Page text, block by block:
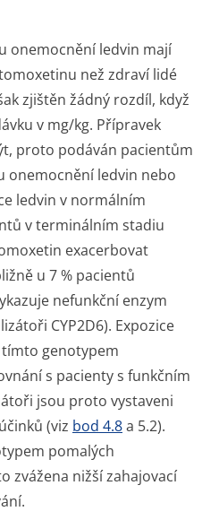
onemocnění ledvin mají
než zdraví lidé
zjištěn žádný rozdíl, když
v mg/kg. Přípravek
proto podáván pacientům
onemocnění ledvin nebo
ledvin v normálním
v terminálním stadiu
exacerbovat
u 7 % pacientů
nefunkční enzym
CYP2D6). Expozice
genotypem
s pacienty s funkčním
jsou proto vystaveni
(viz bod 4.8a 5.2).
pomalých
zvážena nižší zahajovací